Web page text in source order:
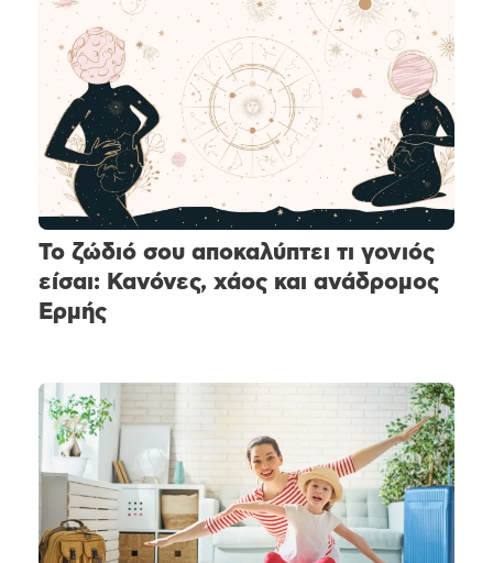
Το ζώδιό σου αποκαλύπτει τι γονιός
είσαι: Κανόνες, χάος και ανάδρομος
Ερμής